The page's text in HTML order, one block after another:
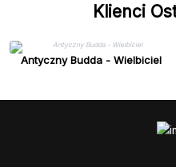
Klienci
Antyczny Budda - Wielbiciel